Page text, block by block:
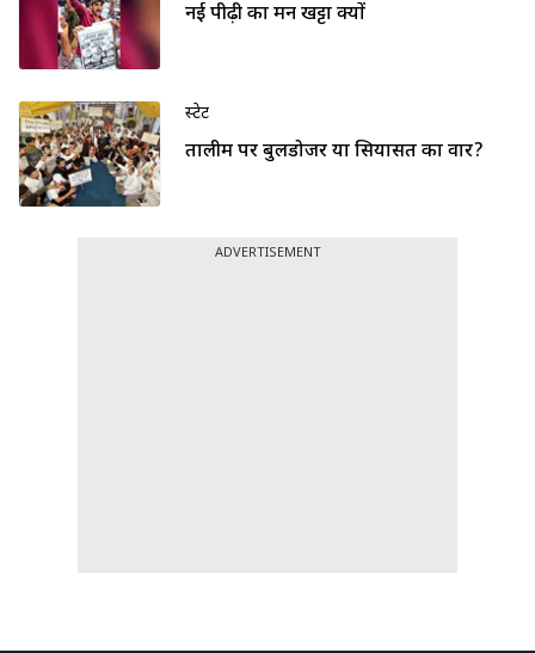
नई पीढ़ी का मन खट्टा क्यों
स्टेट
तालीम पर बुलडोजर या सियासत का वार?
ADVERTISEMENT